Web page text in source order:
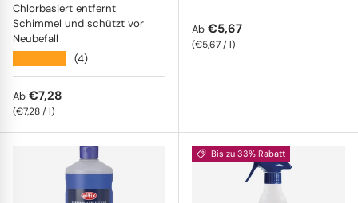
Chlorbasiert entfernt
Schimmel und schützt vor
Neubefall
(4)
Normaler Preis
Ab €7,28
Grundpreis
€7,28/l
Normaler Preis
Ab €5,67
Grundpreis
€5,67/l
Bis zu 33% Rabatt